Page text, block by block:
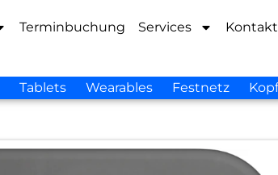
Terminbuchung Services
Kontakt
Tablets Wearables Festnetz